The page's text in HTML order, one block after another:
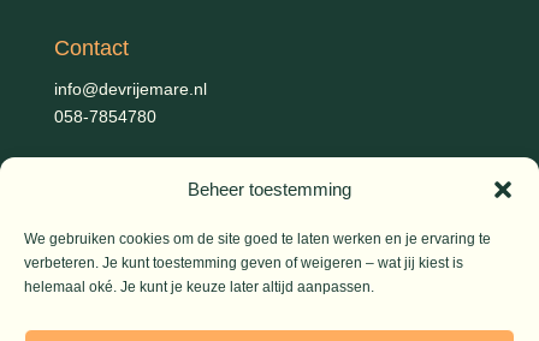
Beheer toestemming
We gebruiken cookies om de site goed te laten werken en je ervaring te
verbeteren. Je kunt toestemming geven of weigeren – wat jij kiest is
helemaal oké. Je kunt je keuze later altijd aanpassen.
Contact
info@devrijemare.nl
058-7854780
Gerold Febis, Johanna Koelman, Ronald de Jong,Aart
Blom (artikelen), Iris Planting (Marieke)